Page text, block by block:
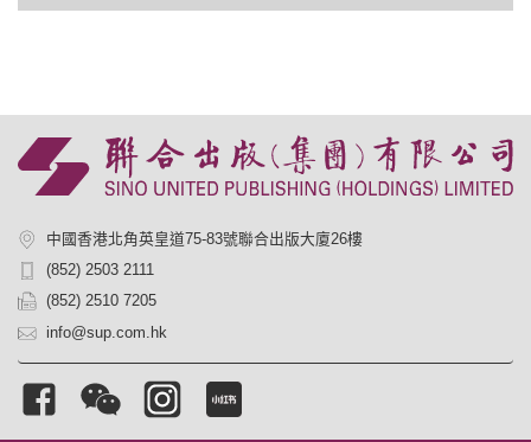
中國香港北角英皇道75-83號聯合出版大廈26樓
(852) 2503 2111
(852) 2510 7205
info@sup.com.hk